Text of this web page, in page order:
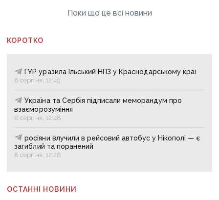
Поки що це всі новини
КОРОТКО
ГУР уразила Ільський НПЗ у Краснодарському краї
8 серпня, 12:49
Україна та Сербія підписали меморандум про
взаєморозуміння
8 серпня, 12:48
росіяни влучили в рейсовий автобус у Нікополі — є
загиблий та поранений
8 серпня, 12:48
ОСТАННІ НОВИНИ